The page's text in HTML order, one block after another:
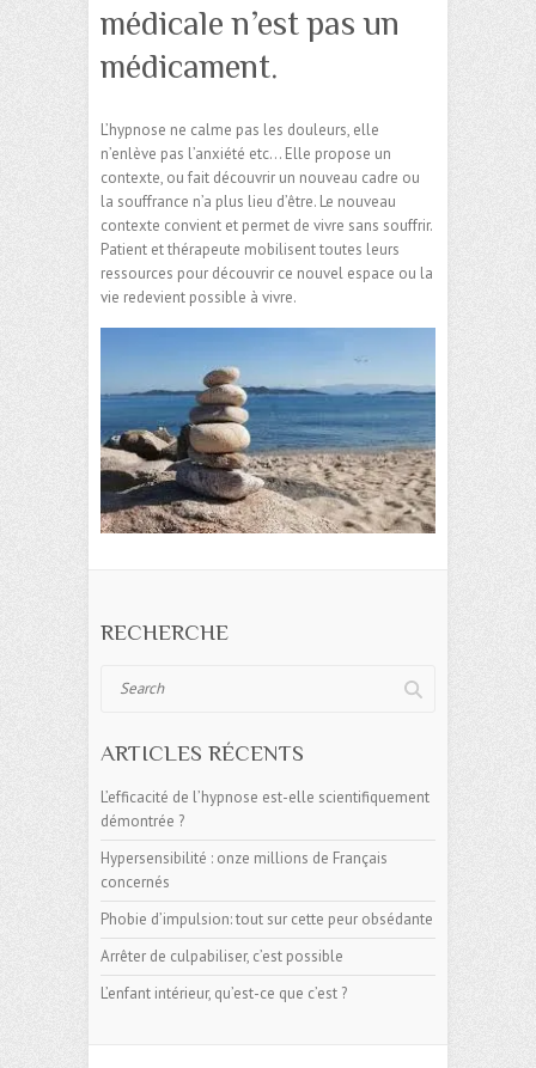
médicale n’est pas un
médicament.
L’hypnose ne calme pas les douleurs, elle
n’enlève pas l’anxiété etc… Elle propose un
contexte, ou fait découvrir un nouveau cadre ou
la souffrance n’a plus lieu d’être. Le nouveau
contexte convient et permet de vivre sans souffrir.
Patient et thérapeute mobilisent toutes leurs
ressources pour découvrir ce nouvel espace ou la
vie redevient possible à vivre.
RECHERCHE
ARTICLES RÉCENTS
L’efficacité de l’hypnose est-elle scientifiquement
démontrée ?
Hypersensibilité : onze millions de Français
concernés
Phobie d’impulsion: tout sur cette peur obsédante
Arrêter de culpabiliser, c’est possible
L’enfant intérieur, qu’est-ce que c’est ?